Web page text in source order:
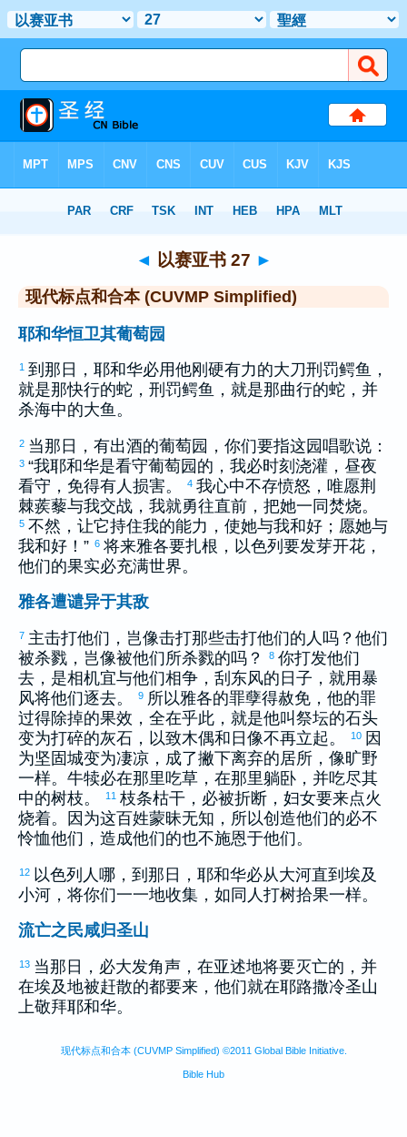
> 以赛亚书 27
◄ 以赛亚书 27 ►
现代标点和合本 (CUVMP Simplified)
耶和华恒卫其葡萄园
1 到那日，耶和华必用他刚硬有力的大刀刑罚鳄鱼，
就是那快行的蛇，刑罚鳄鱼，就是那曲行的蛇，并
杀海中的大鱼。
2 当那日，有出酒的葡萄园，你们要指这园唱歌说：
3 “我耶和华是看守葡萄园的，我必时刻浇灌，昼夜
看守，免得有人损害。
4 我心中不存愤怒，唯愿荆
棘蒺藜与我交战，我就勇往直前，把她一同焚烧。
5 不然，让它持住我的能力，使她与我和好；愿她与
我和好！” 6 将来雅各要扎根， 以色列 要发芽开花，
他们的果实必充满世界。
雅各遭谴异于其敌
7 主击打他们，岂像击打那些击打他们的人吗？他们
被杀戮，岂像被他们所杀戮的吗？
8 你打发他们
去，是相机宜与他们相争，刮东风的日子，就用暴
风将他们逐去。
9 所以雅各的罪孽得赦免，他的罪
过得除掉的果效，全在乎此，就是他叫祭坛的石头
变为打碎的灰石，以致木偶和日像不再立起。
10 因
为坚固城变为凄凉，成了撇下离弃的居所，像旷野
一样。牛犊必在那里吃草，在那里躺卧，并吃尽其
中的树枝。
11 枝条枯干，必被折断，妇女要来点火
烧着。因为这百姓蒙昧无知，所以创造他们的必不
怜恤他们，造成他们的也不施恩于他们。
12 以色列 人哪，到那日，耶和华必从大河直到 埃及
小河，将你们一一地收集，如同人打树拾果一样。
流亡之民咸归圣山
13 当那日，必大发角声，在亚述地将要灭亡的，并
在埃及地被赶散的都要来，他们就在耶路撒冷圣山
上敬拜耶和华。
现代标点和合本 (CUVMP Simplified) ©2011 Global Bible Initiative.
Bible Hub